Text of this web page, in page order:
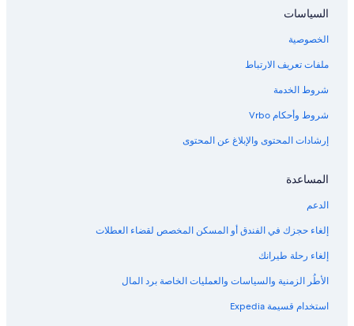
السياسات
الخصوصية
ملفات تعريف الارتباط
شروط الخدمة
شروط وأحكام Vrbo
إرشادات المحتوى والإبلاغ عن المحتوى
المساعدة
الدعم
إلغاء حجزك في الفندق أو المسكن المخصص لقضاء العطلات
إلغاء رحلة طيرانك
الأطُر الزمنية والسياسات والعمليات الخاصة برد المال
استخدام قسيمة Expedia